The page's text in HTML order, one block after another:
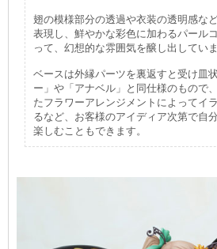
翅の模様部分の透過や衣装の透明感な
表現し、鮮やかな彩色に加わるパール
って、幻想的な雰囲気を醸し出していま
ベースは外縁パーツを裏返すと受け皿
ー」や「アナベル」と同仕様のもので
たフラワーアレンジメントによってイ
るなど、お客様のアイディア次第で自
楽しむこともできます。